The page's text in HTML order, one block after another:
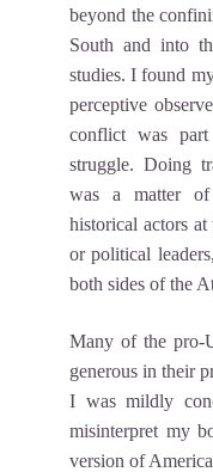
beyond the
South and into
studies. I found
perceptive
conflict was
struggle. Doing
was a matter of
historical actors
or political
both sides of the
Many of the pro-
generous in their
I was mildly
misinterpret my
version of